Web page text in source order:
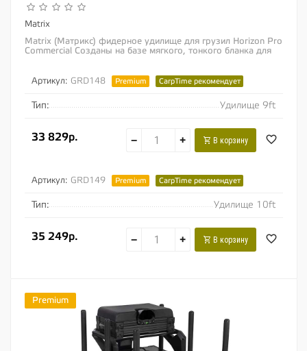
Matrix
Matrix (Матрикс) фидерное удилище для грузил Horizon Pro
Commercial Созданы на базе мягкого, тонкого бланка для
Артикул: GRD148 Premium CarpTime рекомендует
Тип: Удилище 9ft
33 829р. − + В корзину
Артикул: GRD149 Premium CarpTime рекомендует
Тип: Удилище 10ft
35 249р. − + В корзину
Premium